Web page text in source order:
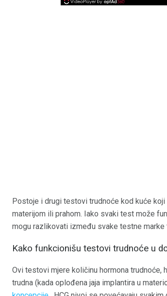
Postoje i drugi testovi trudnoće kod kuće
materijom ili prahom. Iako svaki test može
mogu razlikovati između svake testne marke
Kako funkcionišu testovi trudnoće u
Ovi testovi mjere količinu hormona trudnoće,
trudna (kada oplođena jaja implantira u